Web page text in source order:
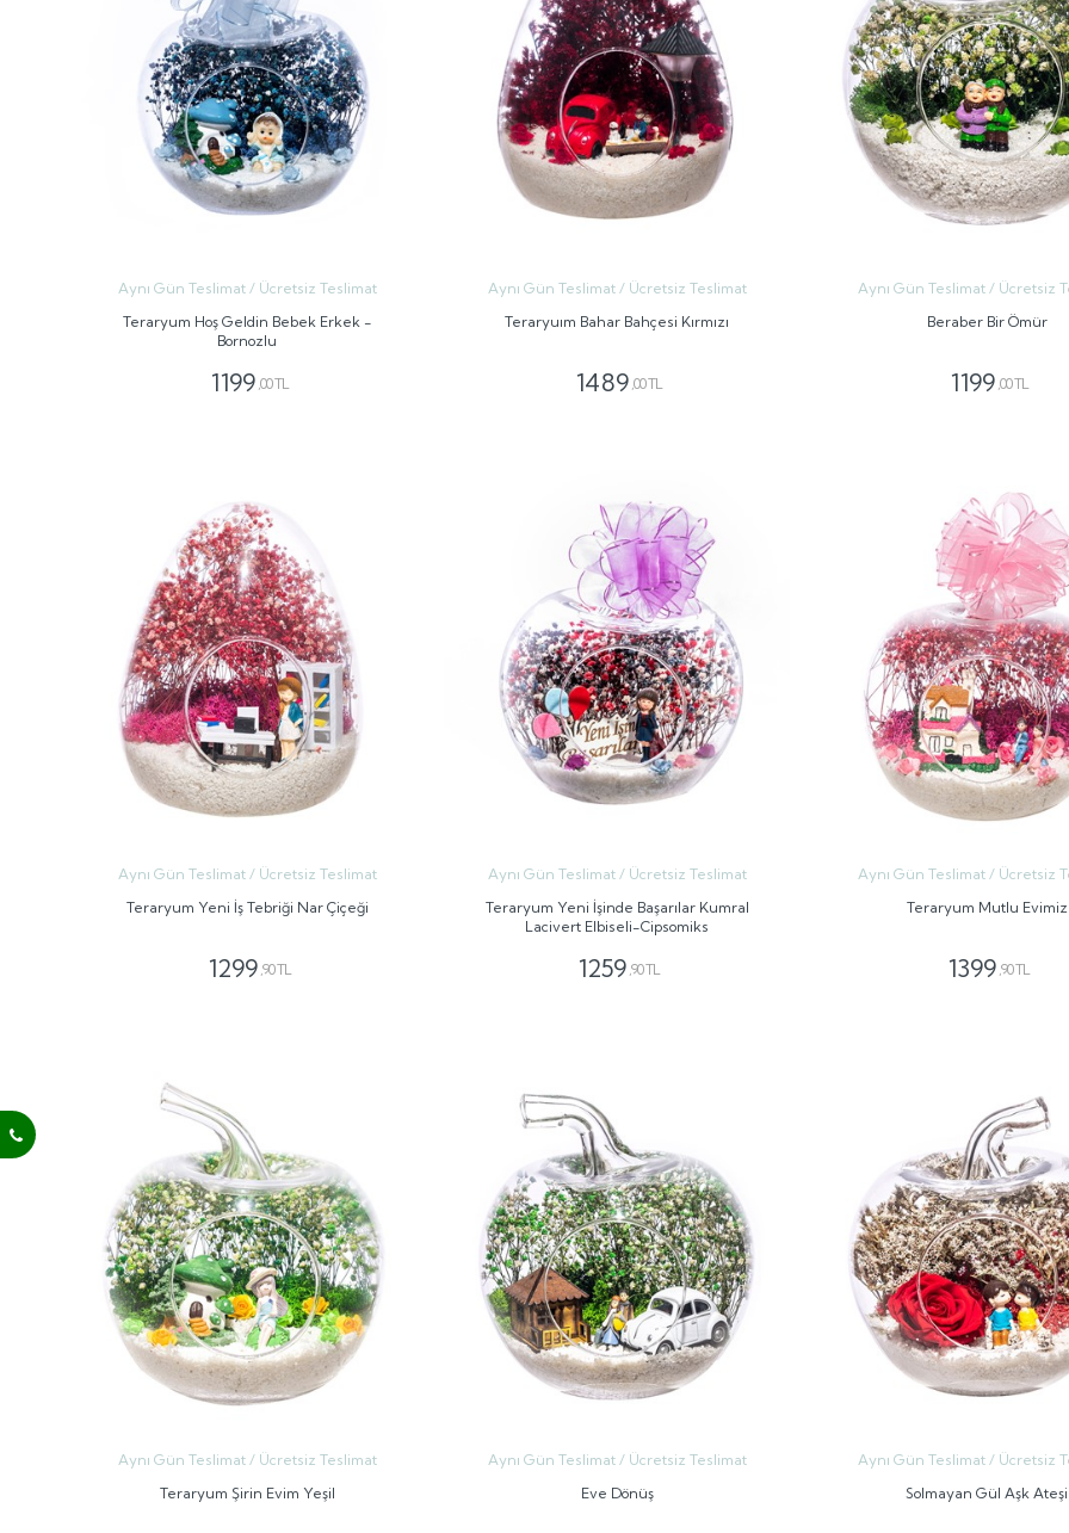
Aynı Gün Teslimat / Ücretsiz Teslimat
Teraryum Hoş Geldin Bebek Erkek -
Bornozlu
1199 ,00 TL
Aynı Gün Teslimat / Ücretsiz Teslimat
Teraryuım Bahar Bahçesi Kırmızı
1489 ,00 TL
Aynı Gün Teslimat / Ücretsiz
Beraber Bir Ömür
1199 ,00 TL
Aynı Gün Teslimat / Ücretsiz Teslimat
Teraryum Yeni İş Tebriği Nar Çiçeği
1299 ,90 TL
Aynı Gün Teslimat / Ücretsiz Teslimat
Teraryum Yeni İşinde Başarılar Kumral
Lacivert Elbiseli-Cipsomiks
1259 ,90 TL
Aynı Gün Teslimat / Ücretsiz
Teraryum Mutlu Evimiz
1399 ,90 TL
Aynı Gün Teslimat / Ücretsiz Teslimat
Teraryum Şirin Evim Yeşil
Aynı Gün Teslimat / Ücretsiz Teslimat
Eve Dönüş
Aynı Gün Teslimat / Ücretsiz
Solmayan Gül Aşk Ateşi